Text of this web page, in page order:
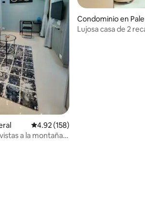
evaluaciones
Calificación promedio: 4.92 de 5;
4.92 (158)
a la montaña
Condominio en
Lujosa casa de 2